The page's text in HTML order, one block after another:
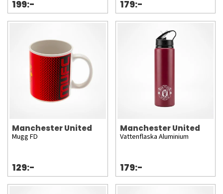
199:- 179:-
Manchester United
Mugg FD
129:-
Manchester United
Vattenflaska Aluminium
179:-